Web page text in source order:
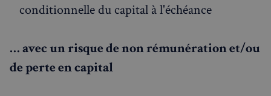
conditionnelle du capital à l'échéance
… avec un risque de non rémunération et/ou
de perte en capital